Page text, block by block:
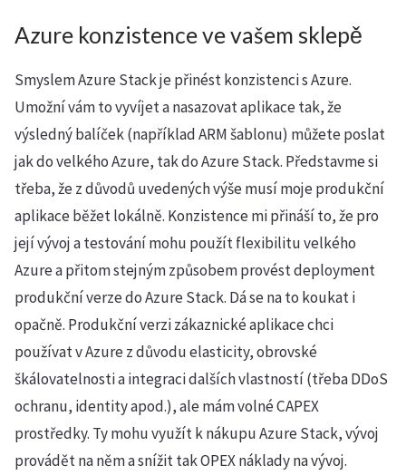
Azure konzistence ve vašem sklepě
Smyslem Azure Stack je přinést konzistenci s Azure.
Umožní vám to vyvíjet a nasazovat aplikace tak, že
výsledný balíček (například ARM šablonu) můžete poslat
jak do velkého Azure, tak do Azure Stack. Představme si
třeba, že z důvodů uvedených výše musí moje produkční
aplikace běžet lokálně. Konzistence mi přináší to, že pro
její vývoj a testování mohu použít flexibilitu velkého
Azure a přitom stejným způsobem provést deployment
produkční verze do Azure Stack. Dá se na to koukat i
opačně. Produkční verzi zákaznické aplikace chci
používat v Azure z důvodu elasticity, obrovské
škálovatelnosti a integraci dalších vlastností (třeba DDoS
ochranu, identity apod.), ale mám volné CAPEX
prostředky. Ty mohu využít k nákupu Azure Stack, vývoj
provádět na něm a snížit tak OPEX náklady na vývoj.